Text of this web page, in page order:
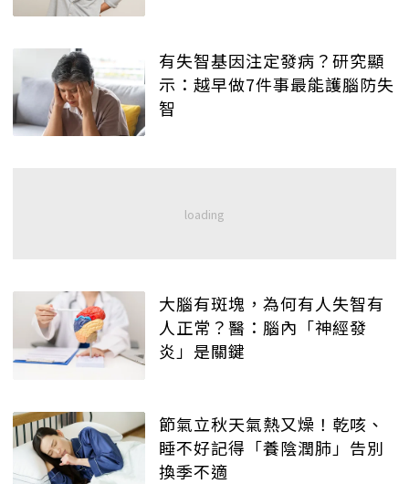
有失智基因注定發病？研究顯
示：越早做7件事最能護腦防失
智
大腦有斑塊，為何有人失智有
人正常？醫：腦內「神經發
炎」是關鍵
節氣立秋天氣熱又燥！乾咳、
睡不好記得「養陰潤肺」告別
換季不適